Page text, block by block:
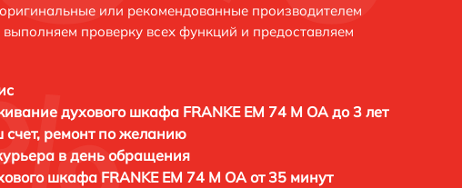
или рекомендованные производителем
проверку всех функций и предоставляем
духового шкафа FRANKE EM 74 M OA до 3 лет
ремонт по желанию
в день обращения
шкафа FRANKE EM 74 M OA от 35 минут